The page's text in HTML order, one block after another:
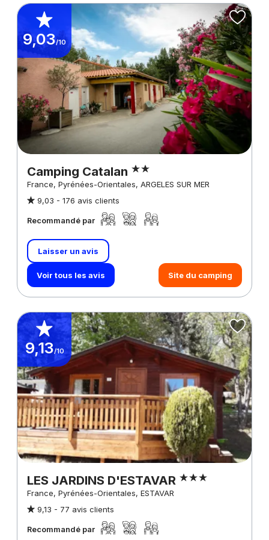
9,03/10
Camping Catalan
France, Pyrénées-Orientales, ARGELES SUR MER
9,03 - 176 avis clients
Recommandé par
Laisser un avis
Voir tous les avis Site du camping
9,13/10
LES JARDINS D'ESTAVAR
France, Pyrénées-Orientales, ESTAVAR
9,13 - 77 avis clients
Recommandé par